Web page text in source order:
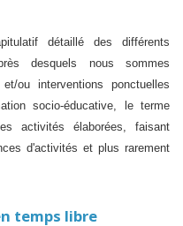
détaillé des différents
desquels nous sommes
ou interventions ponctuelles
socio-éducative, le terme
activités élaborées, faisant
d'activités et plus rarement
temps libre